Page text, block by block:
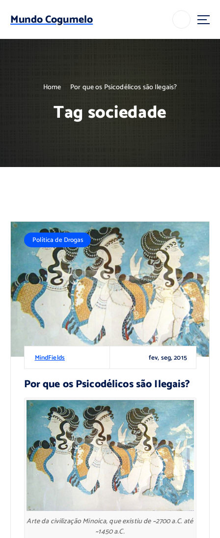
p
Mundo Cogumelo
Home Por que os Psicodélicos são Ilegais?
Tag sociedade
MindFields fev, seg, 2015
Política de Drogas
Por que os Psicodélicos são Ilegais?
Arte da civilização Minoica, que existiu de ~2700 a.C. até
~1450 a.C.